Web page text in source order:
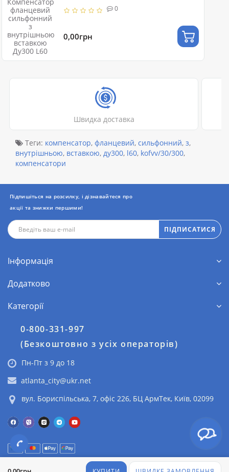
0
0,00грн
Швидка доставка
Теги: компенсатор, фланцевий, сильфонний, з,
внутрішньою, вставкою, ду300, l60, kofvv/30/300,
компенсатори
Підпишіться на розсилку, і дізнавайтеся про
акції та знижки першими!
ПІДПИСАТИСЯ
Інформація
Додатково
Категорії
0-800-331-997
(Безкоштовно з усіх операторів)
Пн-Пт з 9 до 18
atlanta_city@ukr.net
вул. Бориспільська, 7, офіс 226, БЦ АрмТек, Київ, 02099
© 2025 Атланта Сіті Центр. Все права защищены